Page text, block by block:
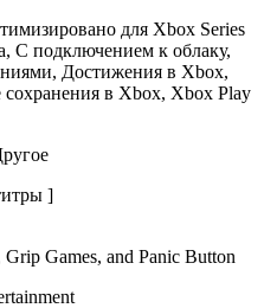
для Xbox Series
С подключением к облаку,
Достижения в Xbox,
в Xbox, Xbox Play
]
Games, and Panic Button